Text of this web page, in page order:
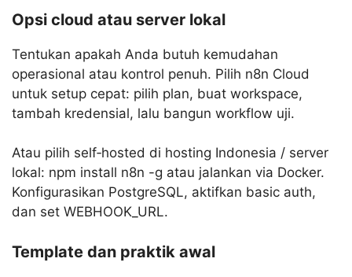
Opsi cloud atau server lokal
Tentukan apakah Anda butuh kemudahan
operasional atau kontrol penuh. Pilih n8n Cloud
untuk setup cepat: pilih plan, buat workspace,
tambah kredensial, lalu bangun workflow uji.
Atau pilih self‑hosted di hosting Indonesia / server
lokal: npm install n8n -g atau jalankan via Docker.
Konfigurasikan PostgreSQL, aktifkan basic auth,
dan set WEBHOOK_URL.
Template dan praktik awal